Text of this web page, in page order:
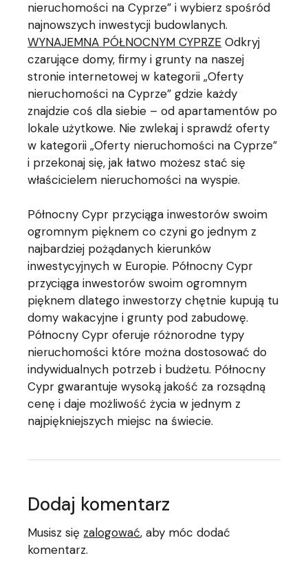
nieruchomości na Cyprze” i wybierz spośród
najnowszych inwestycji budowlanych.
WYNAJEMNA PÓŁNOCNYM CYPRZE Odkryj
czarujące domy, firmy i grunty na naszej
stronie internetowej w kategorii „Oferty
nieruchomości na Cyprze” gdzie każdy
znajdzie coś dla siebie – od apartamentów po
lokale użytkowe. Nie zwlekaj i sprawdź oferty
w kategorii „Oferty nieruchomości na Cyprze”
i przekonaj się, jak łatwo możesz stać się
właścicielem nieruchomości na wyspie.
Północny Cypr przyciąga inwestorów swoim
ogromnym pięknem co czyni go jednym z
najbardziej pożądanych kierunków
inwestycyjnych w Europie. Północny Cypr
przyciąga inwestorów swoim ogromnym
pięknem dlatego inwestorzy chętnie kupują tu
domy wakacyjne i grunty pod zabudowę.
Północny Cypr oferuje różnorodne typy
nieruchomości które można dostosować do
indywidualnych potrzeb i budżetu. Północny
Cypr gwarantuje wysoką jakość za rozsądną
cenę i daje możliwość życia w jednym z
najpiękniejszych miejsc na świecie.
Dodaj komentarz
Musisz się zalogować, aby móc dodać
komentarz.